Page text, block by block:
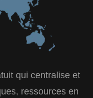
qui centralise et
ressources en